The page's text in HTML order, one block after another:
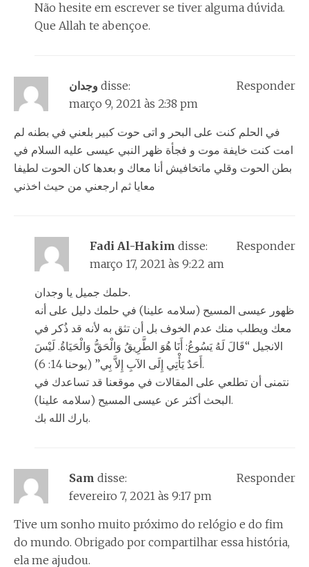
Não hesite em escrever se tiver alguma dúvida.
Que Allah te abençoe.
وجدان disse:
março 9, 2021 às 2:38 pm
في الحلم كنت على البحر و اتى حوت كبير بلعني في بطنه لم
امت كنت خايفة موت و فجأة ظهر النبي عيسى عليه السلام في
بطن الحوت وقلي ماتخافيش أنا معاك و بعدها كان الحوت لطيفا
معايا ثم ارجعني من حيث اخذني
Responder
Fadi Al-Hakim disse:
março 17, 2021 às 9:22 am
حلمك جميل يا وجدان.
ظهور عيسى المسيح (سلامه علينا) في حلمك دليل على أنه
معك ويطلب منك عدم الخوف بل أن تثق به لأنه قد ذُكر في
الانجيل “قَالَ لَهُ يَسُوعُ: أَنَا هُوَ الطَّرِيقُ وَالْحَقُّ وَالْحَيَاةُ. لَيْسَ
أَحَدٌ يَأْتِي إِلَى الآبِ إِلاَّ بِي” (يوحنا 14: 6).
نتمنى أن تطلعي على المقالات في موقعنا قد تساعدك في
البحث أكثر عن عيسى المسيح (سلامه علينا).
بارك الله بك.
Responder
Sam disse:
fevereiro 7, 2021 às 9:17 pm
Tive um sonho muito próximo do relógio e do fim
do mundo. Obrigado por compartilhar essa história,
ela me ajudou.
Responder